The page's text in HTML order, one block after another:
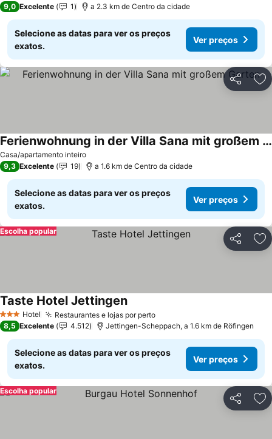
9,0 Excelente 1 a 2.3 km de Centro da cidade
Selecione as datas para ver os preços
exatos.
Ver preços
Partilhar
Casa/apartamento inteiro
Ferienwohnung in der Villa Sana mit großem Garten
9,3 Excelente 19 a 1.6 km de Centro da cidade
Selecione as datas para ver os preços
exatos.
Ver preços
Partilhar
Escolha popular
3 EstrelasHotel Restaurantes e lojas por perto
Taste Hotel Jettingen
8,5 Excelente 4.512 Jettingen-Scheppach, a 1.6 km de Röfingen
Selecione as datas para ver os preços
exatos.
Ver preços
Partilhar
Escolha popular